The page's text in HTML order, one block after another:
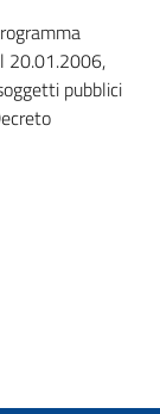
20.01.2006,
pubblici